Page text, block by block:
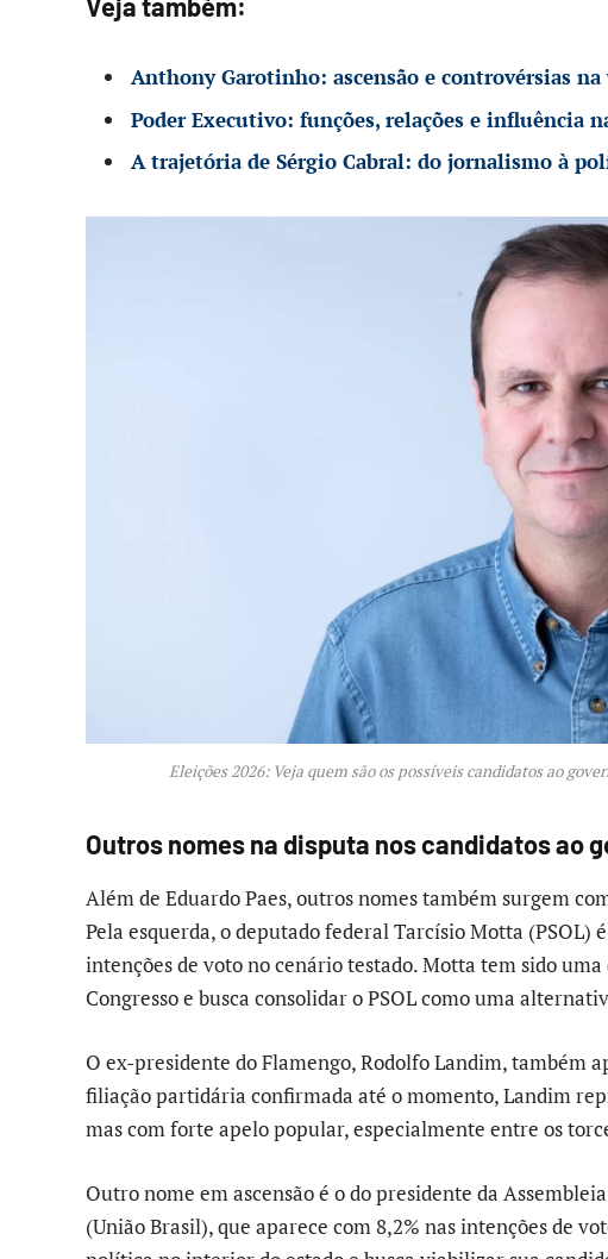
Anthony Garotinho: ascensão e controvérsias
Poder Executivo: funções, relações e influência
A trajetória de Sérgio Cabral: do jornalismo à
Eleições 2026: Veja quem são os possíveis candidatos ao
Outros nomes na disputa nos candidatos ao
Além de Eduardo Paes, outros nomes também surgem
Pela esquerda, o deputado federal Tarcísio Motta (PSOL)
intenções de voto no cenário testado. Motta tem sido uma
Congresso e busca consolidar o PSOL como uma
O ex-presidente do Flamengo, Rodolfo Landim, também
filiação partidária confirmada até o momento, Landim
mas com forte apelo popular, especialmente entre os
Outro nome em ascensão é o do presidente da
(União Brasil), que aparece com 8,2% nas intenções de